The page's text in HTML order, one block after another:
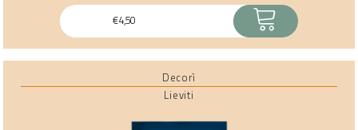
€4,50 ACQUISTA
Decorì
Lieviti